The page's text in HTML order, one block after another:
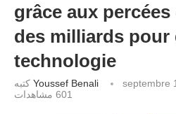
grâce aux
des milliards pour
technologie
Youssef Benali septembre
601 مشاهدات